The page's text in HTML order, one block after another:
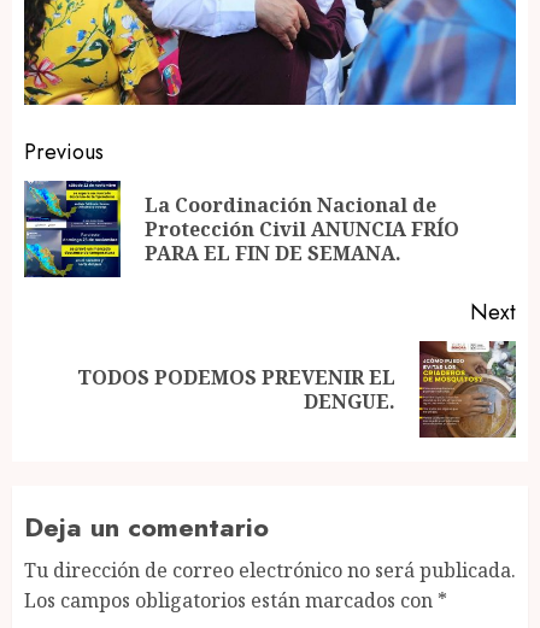
Post
navigation
Previous
La Coordinación Nacional de
Protección Civil ANUNCIA FRÍO
PARA EL FIN DE SEMANA.
Next
TODOS PODEMOS PREVENIR EL
DENGUE.
Deja un comentario
Tu dirección de correo electrónico no será publicada.
Los campos obligatorios están marcados con *